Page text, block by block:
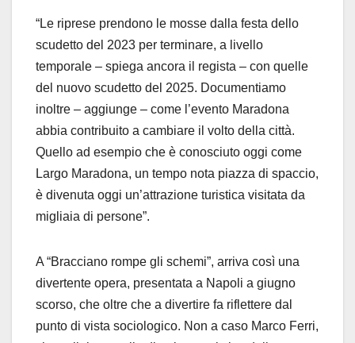
“Le riprese prendono le mosse dalla festa dello
scudetto del 2023 per terminare, a livello
temporale – spiega ancora il regista – con quelle
del nuovo scudetto del 2025. Documentiamo
inoltre – aggiunge – come l’evento Maradona
abbia contribuito a cambiare il volto della città.
Quello ad esempio che è conosciuto oggi come
Largo Maradona, un tempo nota piazza di spaccio,
è divenuta oggi un’attrazione turistica visitata da
migliaia di persone”.
A “Bracciano rompe gli schemi”, arriva così una
divertente opera, presentata a Napoli a giugno
scorso, che oltre che a divertire fa riflettere dal
punto di vista sociologico. Non a caso Marco Ferri,